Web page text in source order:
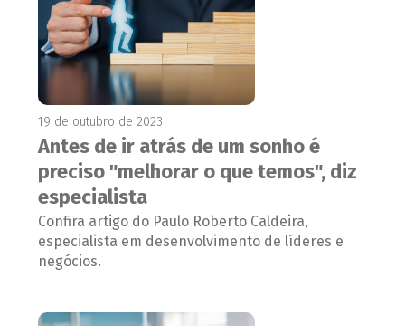
19 de outubro de 2023
Antes de ir atrás de um sonho é
preciso "melhorar o que temos", diz
especialista
Confira artigo do Paulo Roberto Caldeira,
especialista em desenvolvimento de líderes e
negócios.